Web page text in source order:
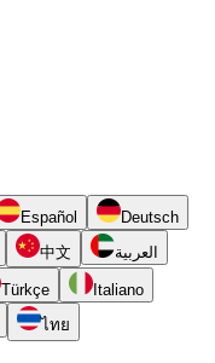
Español
Deutsch
中文 العربية
Türkçe
Italiano
ไทย